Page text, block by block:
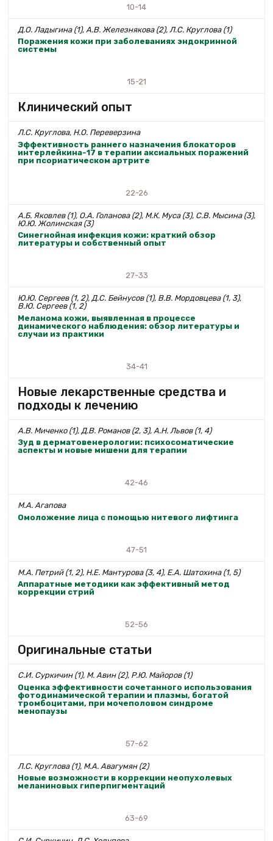
10-14
Д.О. Ладыгина (1), А.В. Железнякова (2), Л.С. Круглова (1)
Поражения кожи при заболеваниях эндокринной
системы
15-21
Клинический опыт
Л.С. Круглова, Н.О. Переверзина
Эффективность раннего назначения блокаторов
интерлейкина-17 в терапии аксиальных поражений
при псориатическом артрите
22-26
А.Б. Яковлев (1), О.А. Голанова (2), М.К. Муса (3), С.В. Мысина (3),
Ю.Ю. Жолинская (3)
Синегнойная инфекция кожи: краткий обзор
литературы и собственный опыт
27-33
Ю.Ю. Сергеев (1, 2), Д.С. Бейнусов (1), В.В. Мордовцева (1, 3),
В.Ю. Сергеев (1, 2)
Меланома кожи, выявленная в процессе
динамического наблюдения: обзор литературы и
случаи из практики
34-41
Новые лекарственные средства и
подходы к лечению
А.В. Миченко (1), Д.В. Романов (2, 3), А.Н. Львов (1, 4)
Зуд в дерматовенерологии: психосоматические
аспекты и новые мишени для терапии
42-46
М.А. Агапова
Омоложение лица с помощью нитевого лифтинга
47-51
М.А. Петрий (1, 2), Н.Е. Мантурова (3, 4), Е.А. Шатохина (1, 5)
Аппаратные методики как эффективный метод
коррекции стрий
52-56
Оригинальные статьи
С.И. Суркичин (1), М. Авин (2), Р.Ю. Майоров (1)
Оценка эффективности сочетанного использования
фотодинамической терапии и плазмы, богатой
тромбоцитами, при мочеполовом синдроме
менопаузы
57-62
Л.С. Круглова (1), М.А. Авагумян (2)
Новые возможности в коррекции неопухолевых
меланиновых гиперпигментаций
63-69